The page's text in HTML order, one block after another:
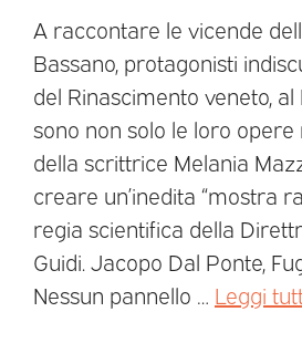
A raccontare le vicende
Bassano, protagonisti
del Rinascimento veneto, al
sono non solo le loro
della scrittrice Melania
creare un’inedita “mostra
regia scientifica della
Guidi. Jacopo Dal Ponte,
Nessun pannello … Leggi